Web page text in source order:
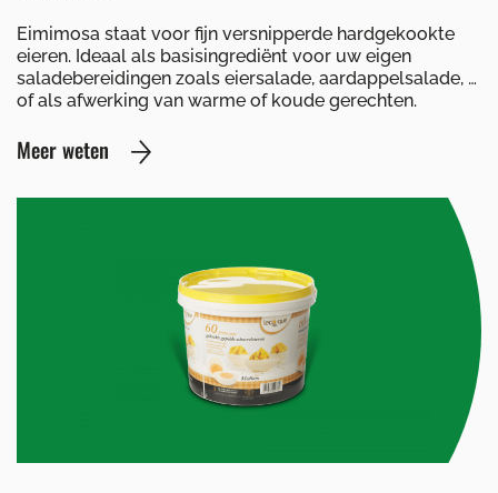
Eimimosa staat voor fijn versnipperde hardgekookte
eieren. Ideaal als basisingrediënt voor uw eigen
saladebereidingen zoals eiersalade, aardappelsalade, …
of als afwerking van warme of koude gerechten.
Meer weten